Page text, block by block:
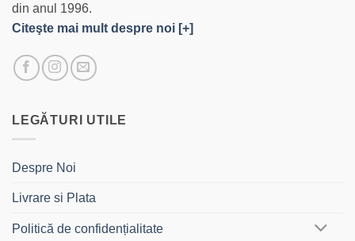
din anul 1996.
Citeşte mai mult despre noi [+]
LEGĂTURI UTILE
Despre Noi
Livrare si Plata
Politică de confidențialitate